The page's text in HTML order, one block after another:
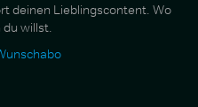
deinen Lieblingscontent. Wo
du willst.